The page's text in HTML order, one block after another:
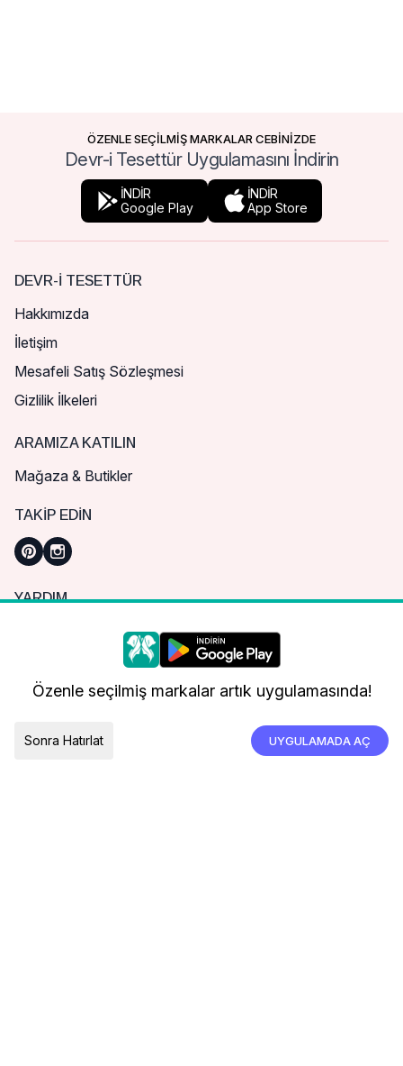
ÖZENLE SEÇİLMİŞ MARKALAR CEBİNİZDE
Devr-i Tesettür Uygulamasını İndirin
İNDİR
Google Play
İNDİR
App Store
DEVR-I TESETTÜR
Hakkımızda
İletişim
Mesafeli Satış Sözleşmesi
Gizlilik İlkeleri
ARAMIZA KATILIN
Mağaza & Butikler
TAKIP EDIN
YARDIM
Sık Sorulan Sorular
Nasıl Sipariş Verebilirim?
Kargo ve Teslimat
Daha iyi bir alışveriş deneyimi için çerezleri
kullanıyoruz.
Özenle seçilmiş markalar artık uygulamasında!
Sonra Hatırlat UYGULAMADA AÇ